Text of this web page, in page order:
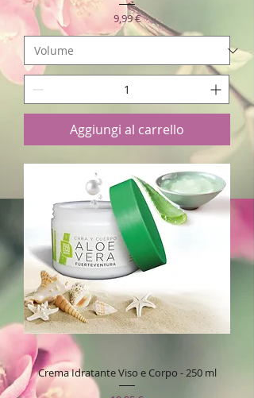
Prezzo
9,99 €
Aggiungi al carrello
Crema Idratante Viso e Corpo - 250 ml